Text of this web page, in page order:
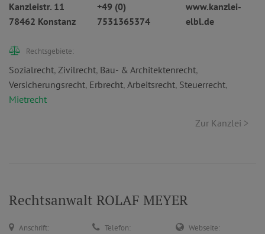
Kanzleistr. 11
78462 Konstanz
+49 (0)
7531365374
www.kanzlei-
elbl.de
Rechtsgebiete:
Sozialrecht, Zivilrecht, Bau- & Architektenrecht,
Versicherungsrecht, Erbrecht, Arbeitsrecht, Steuerrecht,
Mietrecht
Zur Kanzlei >
Rechtsanwalt ROLAF MEYER
Anschrift: Telefon: Webseite: